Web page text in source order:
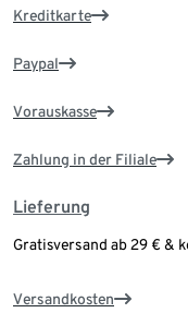
Kreditkarte
Paypal
Vorauskasse
Zahlung in der Filiale
Lieferung
Gratisversand ab 29 € &
Versandkosten